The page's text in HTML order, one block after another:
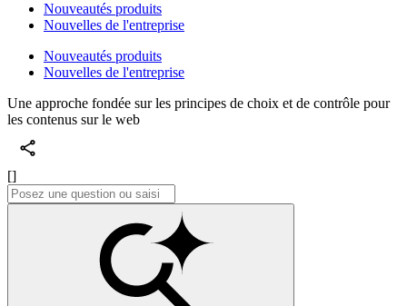
Nouveautés produits
Nouvelles de l'entreprise
Nouveautés produits
Nouvelles de l'entreprise
Une approche fondée sur les principes de choix et de contrôle pour
les contenus sur le web
[]